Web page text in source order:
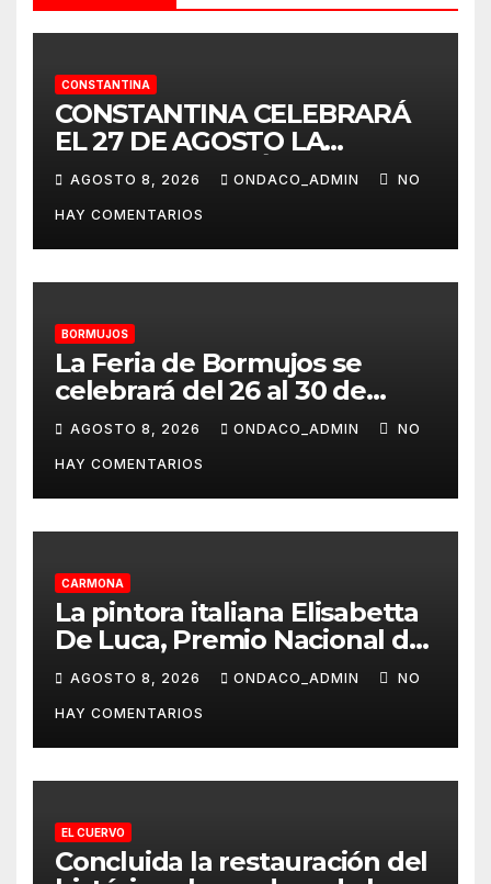
CONSTANTINA
CONSTANTINA CELEBRARÁ
EL 27 DE AGOSTO LA
TERCERA EDICIÓN DE SU
CERTAMEN TAURINO
ALAMBIQUE DE PLATA»
AGOSTO 8, 2026 ONDACO_ADMIN NO
HAY COMENTARIOS
BORMUJOS
La Feria de Bormujos se
celebrará del 26 al 30 de
agosto
AGOSTO 8, 2026 ONDACO_ADMIN NO
HAY COMENTARIOS
CARMONA
La pintora italiana Elisabetta
De Luca, Premio Nacional de
Pintura «José Arpa»
AGOSTO 8, 2026 ONDACO_ADMIN NO
HAY COMENTARIOS
EL CUERVO
Concluida la restauración del